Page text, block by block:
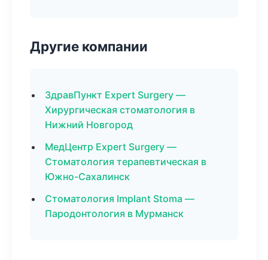
Другие компании
ЗдравПункт Expert Surgery —
Хирургическая стоматология в
Нижний Новгород
МедЦентр Expert Surgery —
Стоматология терапевтическая в
Южно-Сахалинск
Стоматология Implant Stoma —
Пародонтология в Мурманск